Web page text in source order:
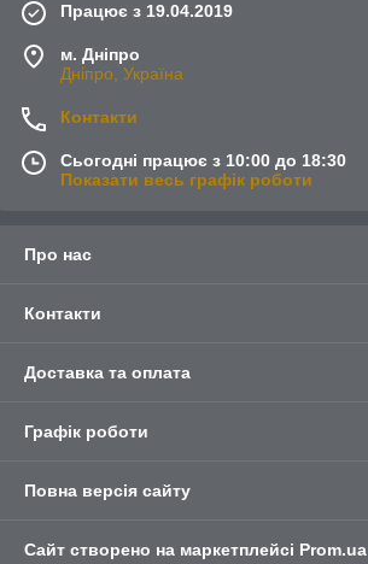
Працює з 19.04.2019
м. Дніпро
Дніпро, Україна
Контакти
Сьогодні працює з 10:00 до 18:30
Показати весь графік роботи
Про нас
Контакти
Доставка та оплата
Графік роботи
Повна версія сайту
Сайт створено на маркетплейсі Prom.ua